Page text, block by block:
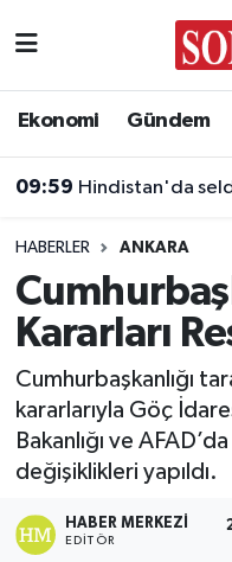
Ekonomi Gündem
09:59 Hindistan'da selde
HABERLER ANKARA
Kararları
Cumhurbaşkanlığı
kararlarıyla Göç
Bakanlığı ve
değişiklikleri yapıldı.
HABER MERKEZI
EDITÖR
Asayiş
Biyografi
Çevre
Diğer
Dünya
Eğitim
Ankara Nöbetçi
Ankara Trafik
Süper Lig Puan
Tüm Manşetler
Son Dakika
Haber Arşivi